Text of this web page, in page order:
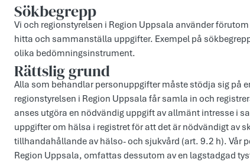
Sökbegrepp
Vi och regionstyrelsen i Region Uppsala använder
hitta och sammanställa uppgifter. Exempel på
olika bedömningsinstrument.
Rättslig grund
Alla som behandlar personuppgifter måste stödja sig på
regionstyrelsen i Region Uppsala får samla in och
anses utgöra en nödvändig uppgift av allmänt intresse i
uppgifter om hälsa i registret för att det är nödvändigt av
tillhandahållande av hälso- och sjukvård (art. 9.2 h). Vår
Region Uppsala, omfattas dessutom av en lagstadgad